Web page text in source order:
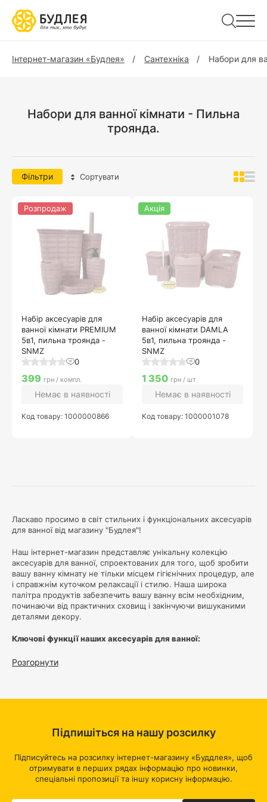
Інтернет-магазин «Будлея» Сантехніка Набори для
Набори для ванної кімнати - Пильна
троянда.
Ласкаво просимо в світ стильних і функціональних аксесуарів
для ванної від магазину "Будлея"!
Наш інтернет-магазин представляє унікальну колекцію
аксесуарів для ванної, спроектованих для того, щоб зробити
вашу ванну кімнату не тільки місцем гігієнічних процедур, але
і справжнім куточком релаксації і стилю. Наша широка
палітра продуктів забезпечить вашу ванну всім необхідним,
починаючи від практичних сховищ і закінчуючи вишуканими
деталями декору.
Ключові функції наших аксесуарів для ванної:
Організація та зберігання:
кімнати. Ви зможете вибрати продукти, які відповідають
Зручність використання:Ми приділяємо особливу увагу
практичності наших товарів. Легкість установки,
зручність експлуатації і довговічність - це те, що робить
Розгорнути
Фільтри Сортувати
Набір аксесуарів для
ванної кімнати PREMIUM
5в1, пильна троянда -
SNMZ
0
Розпродаж
399 грн / компл.
Немає в наявності
Код товару: 1000000866
Набір аксесуарів для
ванної кімнати DAMLA
5в1, пильна троянда -
SNMZ
0
Акція
1 350 грн / шт
Немає в наявності
Код товару: 1000001078
Підпишіться на нашу розсилку
Підписуйтесь на розсилку інтернет-магазину «Буддлея», щоб
отримувати в перших рядах інформацію про новинки,
спеціальні пропозиції та іншу корисну інформацію.